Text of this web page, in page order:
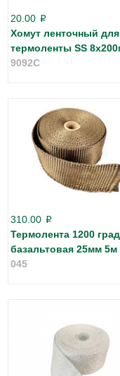
20.00 p
Хомут ленточный для
термоленты SS
9092C
310.00 p
Термолента 1200
базальтовая 25мм 5м
045